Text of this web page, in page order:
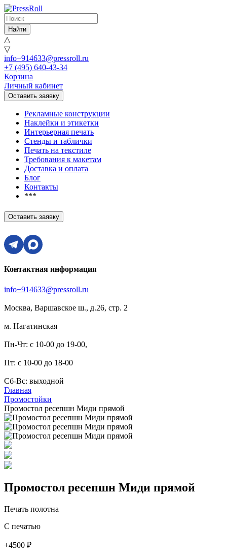
Найти
△
▽
info+914633@pressroll.ru
+7 (495) 640-43-34
Корзина
Личный кабинет
Оставить заявку
Рекламные конструкции
Наклейки и этикетки
Интерьерная печать
Стенды и таблички
Печать на текстиле
Требования к макетам
Доставка и оплата
Блог
Контакты
***
Оставить заявку
Контактная информация
info+914633@pressroll.ru
Москва, Варшавское ш., д.26, стр. 2
м. Нагатинская
Пн-Чт: с 10-00 до 19-00,
Пт: с 10-00 до 18-00
Сб-Вс: выходной
Главная
Промостойки
Промостол ресепшн Миди прямой
Промостол ресепшн Миди прямой
Печать полотна
С печатью
+4500 ₽